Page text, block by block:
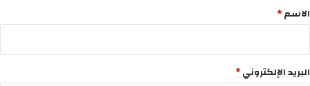
*
الاسم*
البريد الإلكتروني*